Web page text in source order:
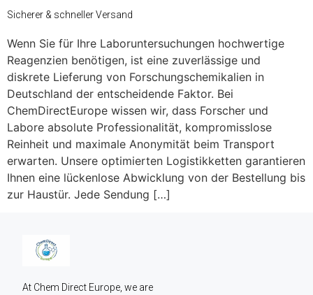
Sicherer & schneller Versand
Wenn Sie für Ihre Laboruntersuchungen hochwertige
Reagenzien benötigen, ist eine zuverlässige und
diskrete Lieferung von Forschungschemikalien in
Deutschland der entscheidende Faktor. Bei
ChemDirectEurope wissen wir, dass Forscher und
Labore absolute Professionalität, kompromisslose
Reinheit und maximale Anonymität beim Transport
erwarten. Unsere optimierten Logistikketten garantieren
Ihnen eine lückenlose Abwicklung von der Bestellung bis
zur Haustür. Jede Sendung […]
At Chem Direct Europe, we are